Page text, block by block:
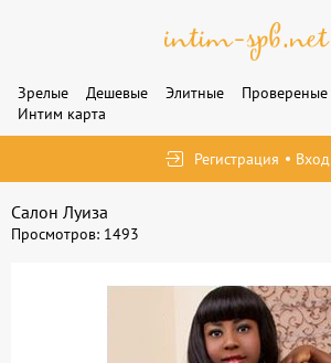
Зрелые Дешевые Элитные Провереные
Интим карта
Регистрация Вход
Салон Луиза
Просмотров: 1493